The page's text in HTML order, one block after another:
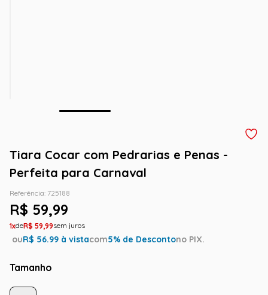
Tiara Cocar com Pedrarias e Penas -
Perfeita para Carnaval
Referência: 725188
R$ 59,99
1 R$ 59,99
ouR$ 56.99 à vistacom5% de Descontono PIX.
Tamanho